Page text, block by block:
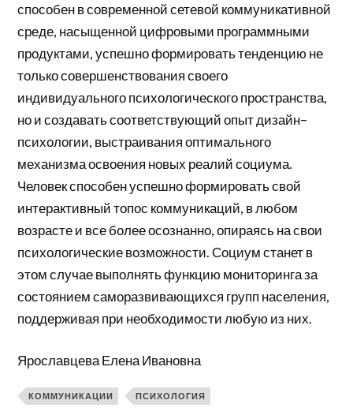
способен в современной сетевой коммуникативной
среде, насыщенной цифровыми программными
продуктами, успешно формировать тенденцию не
только совершенствования своего
индивидуального психологического пространства,
но и создавать соответствующий опыт дизайн–
психологии, выстраивания оптимального
механизма освоения новых реалий социума.
Человек способен успешно формировать свой
интерактивный топос коммуникаций, в любом
возрасте и все более осознанно, опираясь на свои
психологические возможности. Социум станет в
этом случае выполнять функцию мониторинга за
состоянием саморазвивающихся групп населения,
поддерживая при необходимости любую из них.
Ярославцева Елена Ивановна
КОММУНИКАЦИИ ПСИХОЛОГИЯ